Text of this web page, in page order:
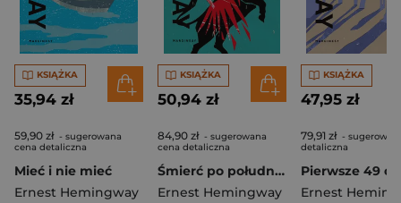
KSIĄŻKA
35,94 zł
59,90 zł - sugerowana
cena detaliczna
Mieć i nie mieć
Ernest Hemingway
KSIĄŻKA
50,94 zł
84,90 zł - sugerowana
cena detaliczna
Śmierć po południu
Ernest Hemingway
KSIĄŻKA
47,95 zł
79,91 zł -
detaliczna
Ernest